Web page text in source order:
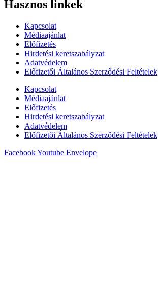
Hasznos linkek
Kapcsolat
Médiaajánlat
Előfizetés
Hirdetési keretszabályzat
Adatvédelem
Előfizetői Általános Szerződési Feltételek
Kapcsolat
Médiaajánlat
Előfizetés
Hirdetési keretszabályzat
Adatvédelem
Előfizetői Általános Szerződési Feltételek
FacebookYoutube Envelope